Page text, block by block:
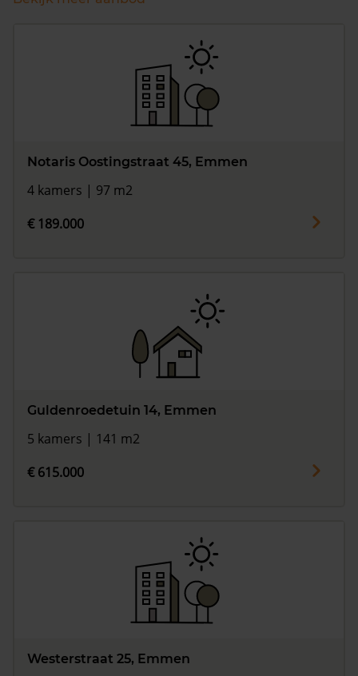
Notaris Oostingstraat 45, Emmen
4 kamers | 97 m2
€ 189.000
Guldenroedetuin 14, Emmen
5 kamers | 141 m2
€ 615.000
Westerstraat 25, Emmen